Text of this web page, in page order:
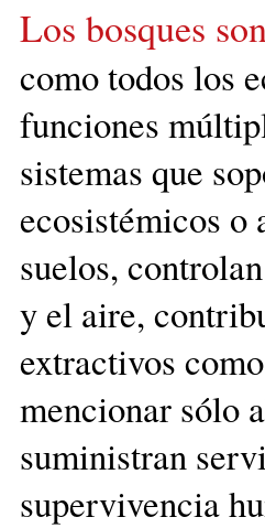
Los bosques
como todos los
funciones
sistemas que
ecosistémicos o
suelos,
y el aire,
extractivos
mencionar sólo
suministran
supervivencia